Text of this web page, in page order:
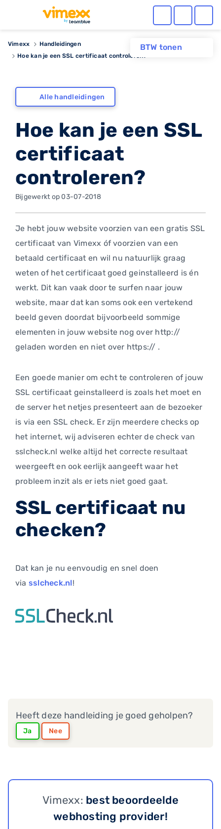
BTW tonen
Vimexx
Handleidingen
Hoe kan je een SSL certificaat controleren?
Alle handleidingen
Hoe kan je een SSL
certificaat
controleren?
Bijgewerkt op 03-07-2018
Je hebt jouw website voorzien van een gratis SSL
certificaat van Vimexx óf voorzien van een
betaald certificaat en wil nu natuurlijk graag
weten of het certificaat goed geinstalleerd is én
werkt. Dit kan vaak door te surfen naar jouw
website, maar dat kan soms ook een vertekend
beeld geven doordat bijvoorbeeld sommige
elementen in jouw website nog over http://
geladen worden en niet over https:// .
Een goede manier om echt te controleren of jouw
SSL certificaat geinstalleerd is zoals het moet en
de server het netjes presenteert aan de bezoeker
is via een SSL check. Er zijn meerdere checks op
het internet, wij adviseren echter de check van
sslcheck.nl welke altijd het correcte resultaat
weergeeft en ook eerlijk aangeeft waar het
probleem inzit als er iets niet goed gaat.
SSL certificaat nu
checken?
Dat kan je nu eenvoudig en snel doen
via sslcheck.nl!
Heeft deze handleiding je goed geholpen?
Ja Nee
Vimexx: best beoordeelde
webhosting provider!